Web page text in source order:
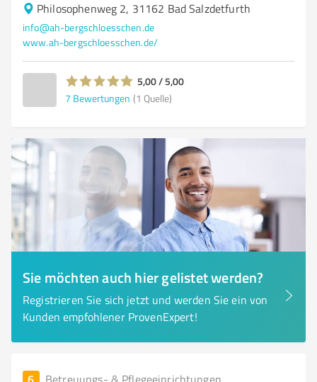
Philosophenweg 2, 31162 Bad Salzdetfurth
info@ah-bergschloesschen.de
www.ah-bergschloesschen.de/
5,00 / 5,00
7 Bewertungen (1 Quelle)
Sie möchten auch hier gelistet werden?
Registrieren Sie sich jetzt und werden Sie ein von
Kunden empfohlener ProvenExpert!